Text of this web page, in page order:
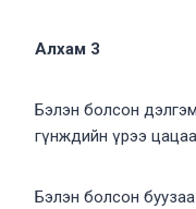
Алхам 3
Бэлэн болсон
гүнждийн үрээ
Бэлэн болсон буузаа